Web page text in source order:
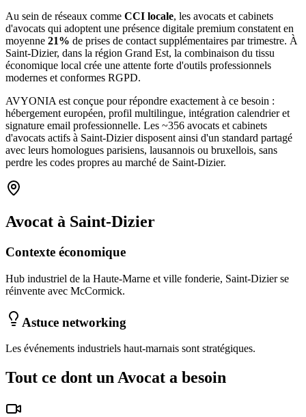
Au sein de réseaux comme CCI locale, les avocats et cabinets
d'avocats qui adoptent une présence digitale premium constatent en
moyenne 21% de prises de contact supplémentaires par trimestre. À
Saint-Dizier, dans la région Grand Est, la combinaison du tissu
économique local crée une attente forte d'outils professionnels
modernes et conformes RGPD.
AVYONIA est conçue pour répondre exactement à ce besoin :
hébergement européen, profil multilingue, intégration calendrier et
signature email professionnelle. Les ~356 avocats et cabinets
d'avocats actifs à Saint-Dizierdisposent ainsi d'un standard partagé
avec leurs homologues parisiens, lausannois ou bruxellois, sans
perdre les codes propres au marché de Saint-Dizier.
Avocat à Saint-Dizier
Contexte économique
Hub industriel de la Haute-Marne et ville fonderie, Saint-Dizier se
réinvente avec McCormick.
Astuce networking
Les événements industriels haut-marnais sont stratégiques.
Tout ce dont un Avocat a besoin